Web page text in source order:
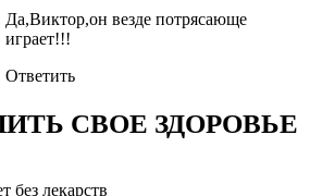
Да,Виктор,он везде потрясающе
играет!!!
Ответить
СВОЕ ЗДОРОВЬЕ
без лекарств